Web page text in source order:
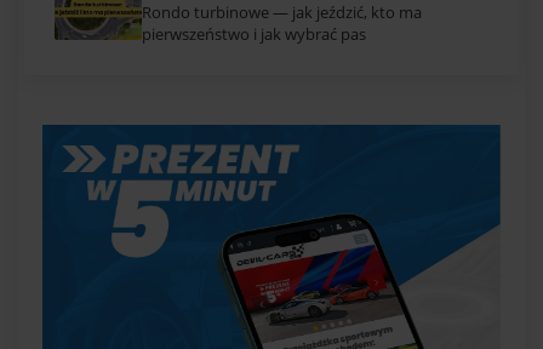
Rondo turbinowe — jak jeździć, kto ma
pierwszeństwo i jak wybrać pas